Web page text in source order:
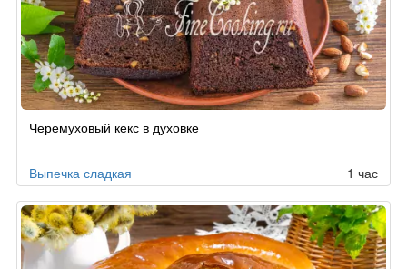
Черемуховый кекс в духовке
Выпечка сладкая 1 час